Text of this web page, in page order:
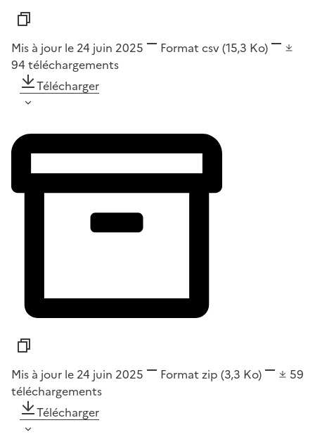
Mis à jour le 24 juin 2025 Format csv(15,3 Ko)
94 téléchargements
Télécharger
Mis à jour le 24 juin 2025 Format zip (3,3 Ko)
59
téléchargements
Télécharger